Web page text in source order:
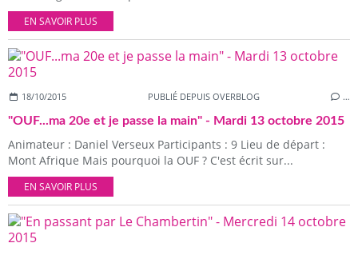
EN SAVOIR PLUS
18/10/2015 PUBLIÉ DEPUIS OVERBLOG …
"OUF...ma 20e et je passe la main" - Mardi 13 octobre 2015
Animateur : Daniel Verseux Participants : 9 Lieu de départ :
Mont Afrique Mais pourquoi la OUF ? C'est écrit sur...
EN SAVOIR PLUS